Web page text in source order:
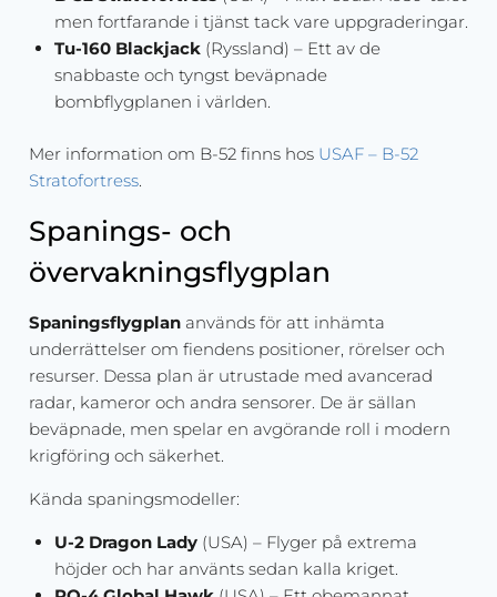
men fortfarande i tjänst tack vare uppgraderingar.
Tu-160 Blackjack(Ryssland) – Ett av de
snabbaste och tyngst beväpnade
bombflygplanen i världen.
Mer information om B-52 finns hos USAF – B-52
Stratofortress.
Spanings- och
övervakningsflygplan
Spaningsflygplan används för att inhämta
underrättelser om fiendens positioner, rörelser och
resurser. Dessa plan är utrustade med avancerad
radar, kameror och andra sensorer. De är sällan
beväpnade, men spelar en avgörande roll i modern
krigföring och säkerhet.
Kända spaningsmodeller:
U-2 Dragon Lady(USA) – Flyger på extrema
höjder och har använts sedan kalla kriget.